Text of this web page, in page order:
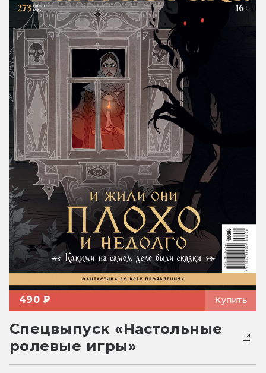
490 ₽ Купить
Спецвыпуск «Настольные
ролевые игры»